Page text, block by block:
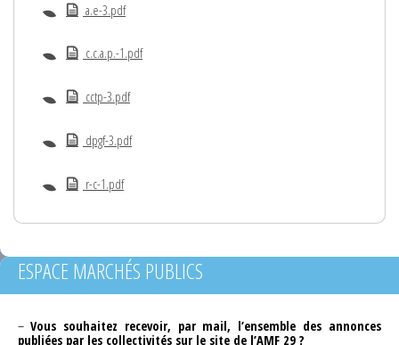
a.e-3.pdf
c.c.a.p.-1.pdf
cctp-3.pdf
dpgf-3.pdf
r-c-1.pdf
ESPACE MARCHÉS PUBLICS
– Vous souhaitez recevoir, par mail, l’ensemble des annonces
publiées par les collectivités sur le site de l’AMF 29 ?